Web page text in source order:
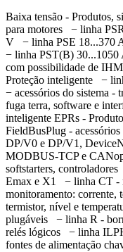
Baixa tensão - Produtos,
para motores − linha
V − linha PSE 18...370
− linha PST(B)
com possibilidade de
Proteção inteligente −
− acessórios do sistema -
fuga terra, software e
inteligente EPRs -
FieldBusPlug -
DP/V0 e DP/V1,
MODBUS-TCP e
softstarters,
Emax e X1 − linha CT -
monitoramento: corrente,
termistor, nível e
plugáveis − linha R -
relés lógicos − linha
fontes de alimentação